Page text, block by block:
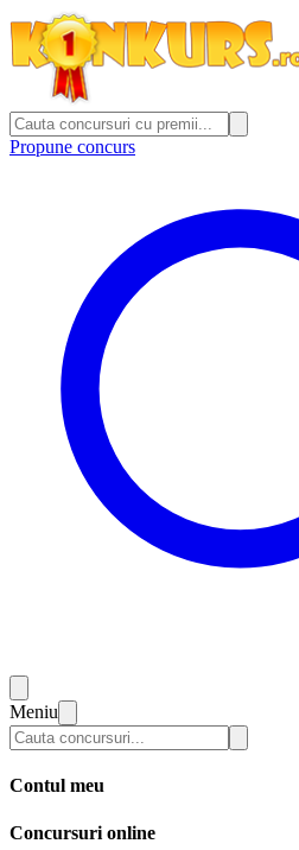
Propune concurs
Meniu
Contul meu
Concursuri online